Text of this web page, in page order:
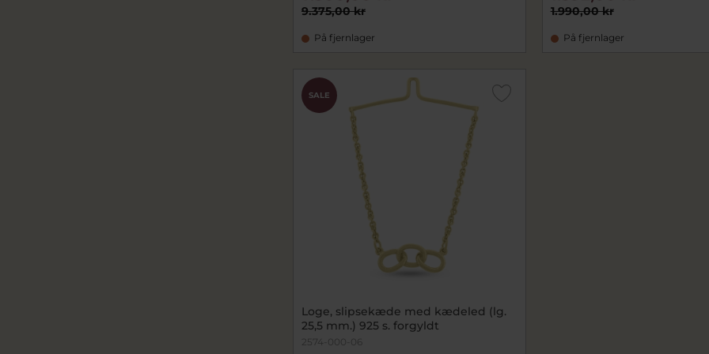
9.375,00 kr
På fjernlager
1.990,00 kr
På fjernlager
SALE
Loge, slipsekæde med kædeled (lg.
25,5 mm.) 925 s. forgyldt
2574-000-06